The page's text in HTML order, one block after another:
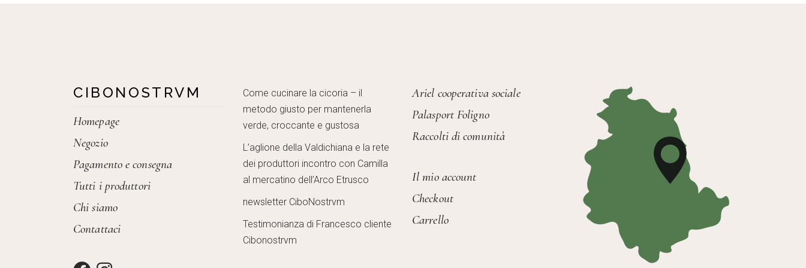
CIBONOSTRVM
Homepage
Negozio
Pagamento e consegna
Tutti i produttori
Chi siamo
Contattaci
Come cucinare la cicoria – il
metodo giusto per mantenerla
verde, croccante e gustosa
L’aglione della Valdichiana e la rete
dei produttori incontro con Camilla
al mercatino dell’Arco Etrusco
newsletter CiboNostrvm
Testimonianza di Francesco cliente
Cibonostrvm
Ariel cooperativa sociale
Palasport Foligno
Raccolti di comunità
Il mio account
Checkout
Carrello